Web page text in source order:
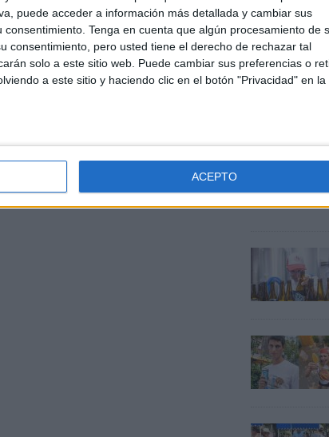
puede acceder a información más detallada y cambiar sus
Tenga en cuenta que algún procesamiento de
consentimiento, pero usted tiene el derecho de rechazar tal
solo a este sitio web. Puede cambiar sus preferencias o
a este sitio y haciendo clic en el botón "Privacidad" en la
ACEPTO
2026
El nuevo
económica,
artificial, la
presión por